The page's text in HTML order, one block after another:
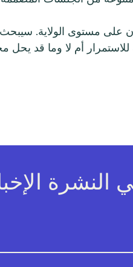
للاستمرار أم لا وما قد